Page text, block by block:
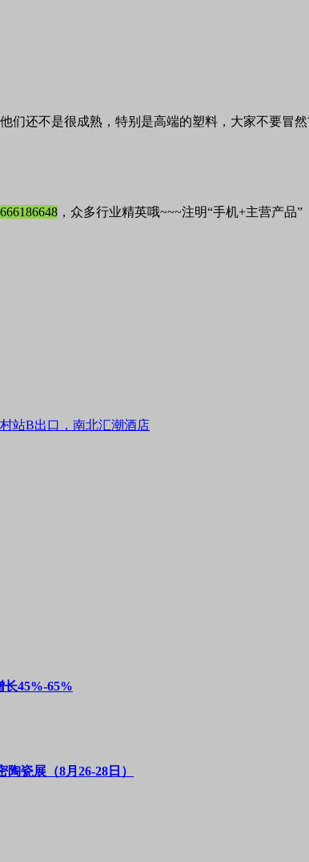
们还不是很成熟，特别是高端的塑料，大家不要冒
，众多行业精英哦~~~注明“手机+主营产品”
站B出口，南北汇潮酒店
长45%-65%
瓷展（8月26-28日）